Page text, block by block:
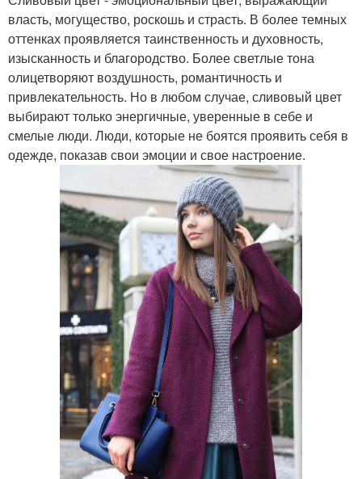
власть, могущество, роскошь и страсть. В более темных
оттенках проявляется таинственность и духовность,
изысканность и благородство. Более светлые тона
олицетворяют воздушность, романтичность и
привлекательность. Но в любом случае, сливовый цвет
выбирают только энергичные, уверенные в себе и
смелые люди. Люди, которые не боятся проявить себя в
одежде, показав свои эмоции и свое настроение.